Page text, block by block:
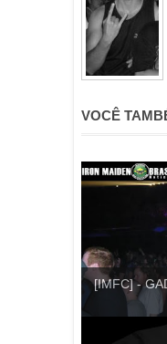
VOCÊ
[IMFC] -